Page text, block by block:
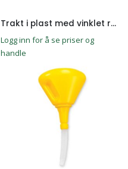
Trakt i plast med vinklet rør
Logg inn for å se priser og
handle